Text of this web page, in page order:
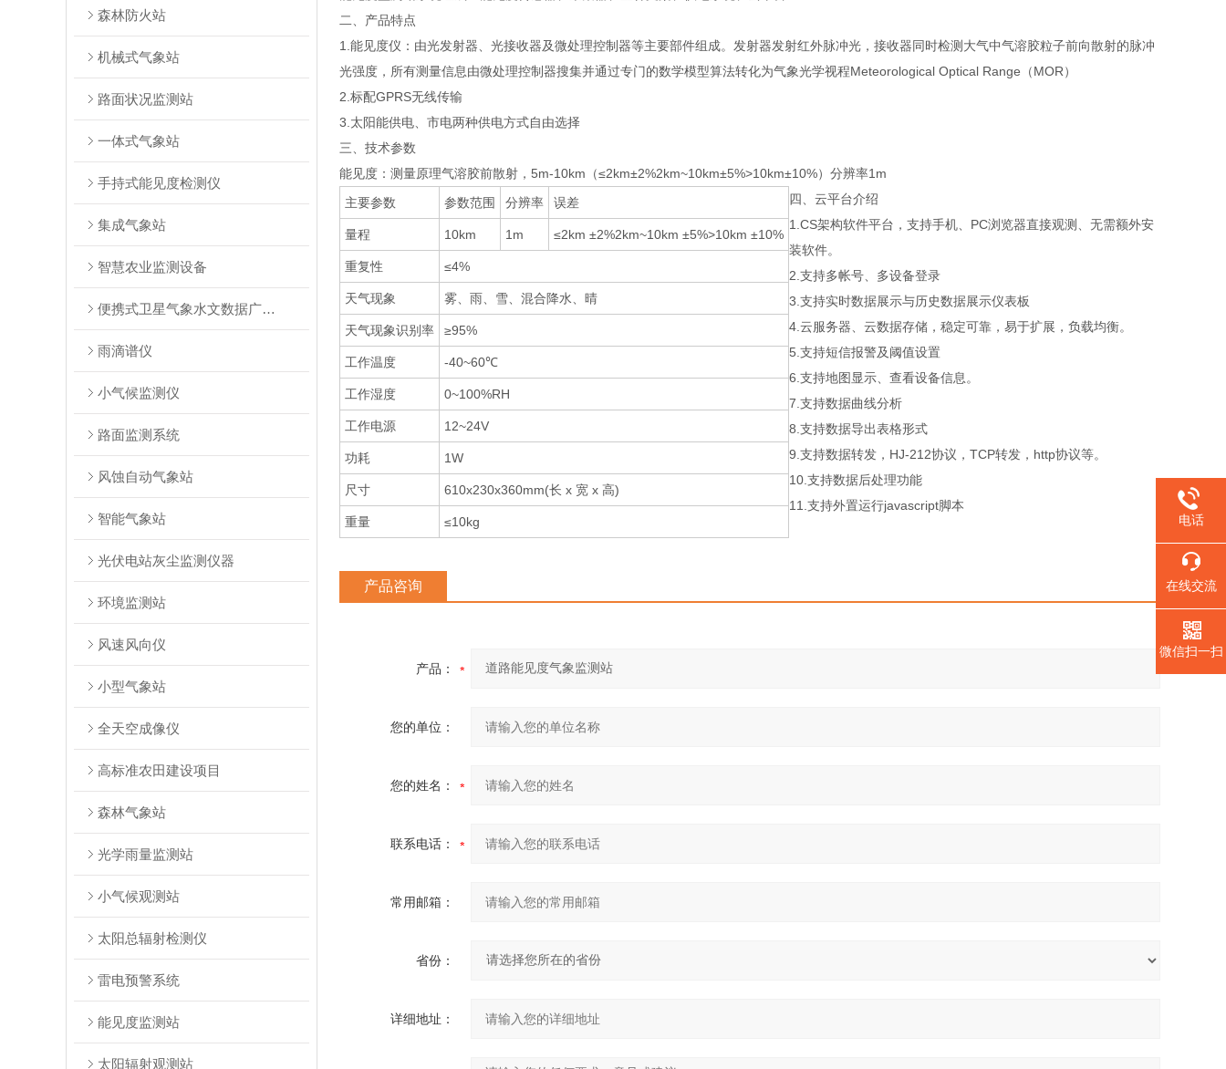
森林防火站
机械式气象站
路面状况监测站
一体式气象站
手持式能见度检测仪
集成气象站
智慧农业监测设备
便携式卫星气象水文数据广播接收系统
雨滴谱仪
小气候监测仪
路面监测系统
风蚀自动气象站
智能气象站
光伏电站灰尘监测仪器
环境监测站
风速风向仪
小型气象站
全天空成像仪
高标准农田建设项目
森林气象站
光学雨量监测站
小气候观测站
太阳总辐射检测仪
雷电预警系统
能见度监测站
太阳辐射观测站
二、产品特点
1.能见度仪：由光发射器、光接收器及微处理控制器等主要部件组成。发射器发射红外脉冲光，接收器同时检测大气中气溶胶粒子前向散射的脉冲
光强度，所有测量信息由微处理控制器搜集并通过专门的数学模型算法转化为气象光学视程Meteorological Optical Range（MOR）
2.标配GPRS无线传输
3.太阳能供电、市电两种供电方式自由选择
三、技术参数
能见度：测量原理气溶胶前散射，5m-10km（≤2km±2%2km~10km±5%>10km±10%）分辨率1m
主要参数
参数范围 分辨率 误差
量程 10km 1m ≤2km ±2%2km~10km ±5%>10km ±10%
重复性 ≤4%
天气现象 雾、雨、雪、混合降水、晴
天气现象识别率 ≥95%
工作温度 -40~60℃
工作湿度 0~100%RH
工作电源 12~24V
功耗 1W
尺寸 610x230x360mm(长 x 宽 x 高)
重量 ≤10kg
四、云平台介绍
1.CS架构软件平台，支持手机、PC浏览器直接观测、无需额外安
装软件。
2.支持多帐号、多设备登录
3.支持实时数据展示与历史数据展示仪表板
4.云服务器、云数据存储，稳定可靠，易于扩展，负载均衡。
5.支持短信报警及阈值设置
6.支持地图显示、查看设备信息。
7.支持数据曲线分析
8.支持数据导出表格形式
9.支持数据转发，HJ-212协议，TCP转发，http协议等。
10.支持数据后处理功能
11.支持外置运行javascript脚本
产品咨询
产品：
您的单位：
您的姓名：
联系电话：
常用邮箱：
省份：
详细地址：
电话
在线交流
微信扫一扫